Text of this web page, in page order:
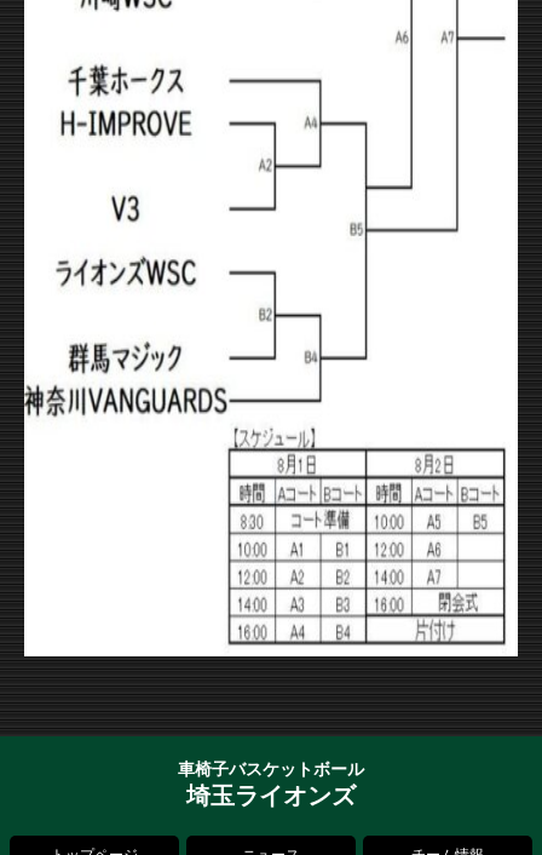
車椅子バスケットボール
埼玉ライオンズ